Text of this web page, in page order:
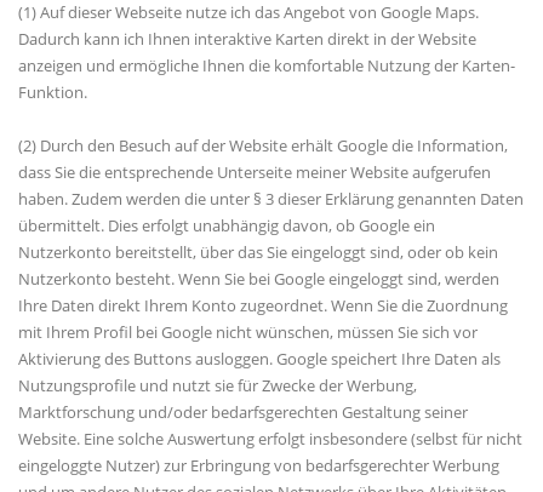
(1) Auf dieser Webseite nutze ich das Angebot von Google Maps.
Dadurch kann ich Ihnen interaktive Karten direkt in der Website
anzeigen und ermögliche Ihnen die komfortable Nutzung der Karten-
Funktion.
(2) Durch den Besuch auf der Website erhält Google die Information,
dass Sie die entsprechende Unterseite meiner Website aufgerufen
haben. Zudem werden die unter § 3 dieser Erklärung genannten Daten
übermittelt. Dies erfolgt unabhängig davon, ob Google ein
Nutzerkonto bereitstellt, über das Sie eingeloggt sind, oder ob kein
Nutzerkonto besteht. Wenn Sie bei Google eingeloggt sind, werden
Ihre Daten direkt Ihrem Konto zugeordnet. Wenn Sie die Zuordnung
mit Ihrem Profil bei Google nicht wünschen, müssen Sie sich vor
Aktivierung des Buttons ausloggen. Google speichert Ihre Daten als
Nutzungsprofile und nutzt sie für Zwecke der Werbung,
Marktforschung und/oder bedarfsgerechten Gestaltung seiner
Website. Eine solche Auswertung erfolgt insbesondere (selbst für nicht
eingeloggte Nutzer) zur Erbringung von bedarfsgerechter Werbung